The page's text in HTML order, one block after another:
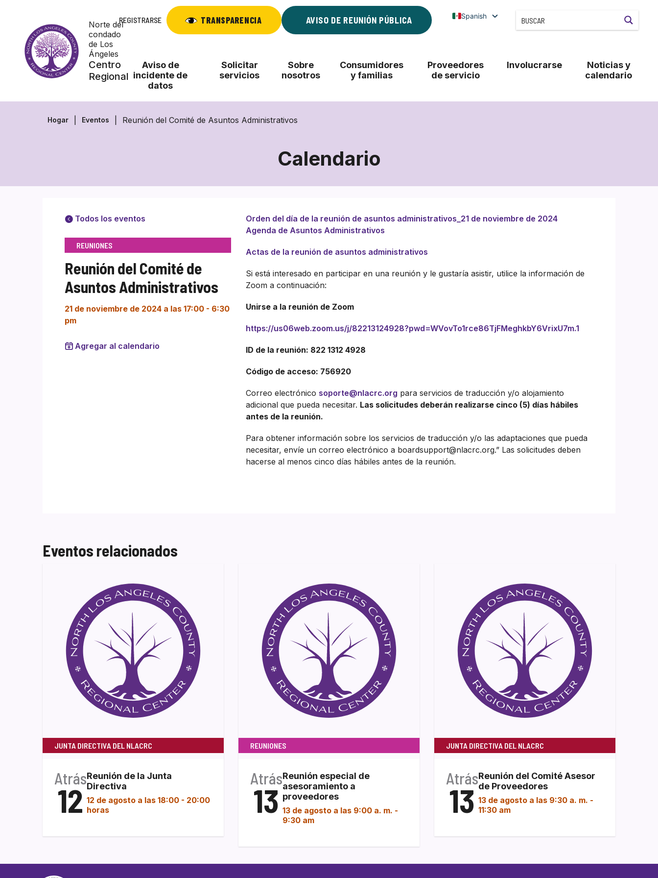
contenido
Norte del
condado
de Los
Ángeles
Centro
Regional
REGISTRARSE TRANSPARENCIA AVISO DE REUNIÓN PÚBLICA Spanish
Aviso de
incidente de
datos
Solicitar
servicios
Sobre
nosotros
Consumidores
y familias
Proveedores
de servicio
Involucrarse
Noticias y
calendario
Hogar Eventos Reunión del Comité de Asuntos Administrativos
Calendario
Todos los eventos
REUNIONES
Reunión del Comité de
Asuntos Administrativos
21 de noviembre de 2024 a las 17:00 - 6:30
pm
Agregar al calendario
Orden del día de la reunión de asuntos administrativos_21 de noviembre de 2024
Agenda de Asuntos Administrativos
Actas de la reunión de asuntos administrativos
Si está interesado en participar en una reunión y le gustaría asistir, utilice la información de
Zoom a continuación:
Unirse a la reunión de Zoom
https://us06web.zoom.us/j/82213124928?pwd=WVovTo1rce86TjFMeghkbY6VrixU7m.1
ID de la reunión: 822 1312 4928
Código de acceso: 756920
Correo electrónico soporte@nlacrc.org para servicios de traducción y/o alojamiento
adicional que pueda necesitar. Las solicitudes deberán realizarse cinco (5) días hábiles
antes de la reunión.
Para obtener información sobre los servicios de traducción y/o las adaptaciones que pueda
necesitar, envíe un correo electrónico a boardsupport@nlacrc.org.” Las solicitudes deben
hacerse al menos cinco días hábiles antes de la reunión.
Eventos relacionados
JUNTA DIRECTIVA DEL NLACRC
Atrás
12
Reunión de la Junta
Directiva
12 de agosto a las 18:00 - 20:00
horas
REUNIONES
Atrás
13
Reunión especial de
asesoramiento a
proveedores
13 de agosto a las 9:00 a. m. -
9:30 am
JUNTA DIRECTIVA DEL NLACRC
Atrás
13
Reunión del Comité Asesor
de Proveedores
13 de agosto a las 9:30 a. m. -
11:30 am